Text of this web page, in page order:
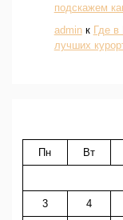
подскажем
adminк Где в
лучших
Пн
Вт
3 4